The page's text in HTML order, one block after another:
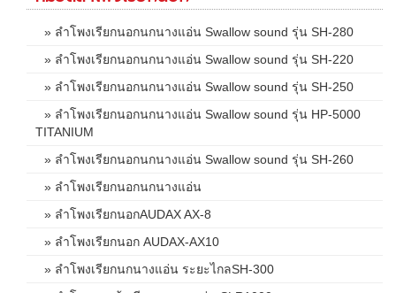
» ลำโพงเรียกนอกนกนางแอ่น Swallow sound รุ่น SH-280
» ลำโพงเรียกนอกนกนางแอ่น Swallow sound รุ่น SH-220
» ลำโพงเรียกนอกนกนางแอ่น Swallow sound รุ่น SH-250
» ลำโพงเรียกนอกนกนางแอ่น Swallow sound รุ่น HP-5000
TITANIUM
» ลำโพงเรียกนอกนกนางแอ่น Swallow sound รุ่น SH-260
» ลำโพงเรียกนอกนกนางแอ่น
» ลำโพงเรียกนอกAUDAX AX-8
» ลำโพงเรียกนอก AUDAX-AX10
» ลำโพงเรียกนกนางแอ่น ระยะไกลSH-300